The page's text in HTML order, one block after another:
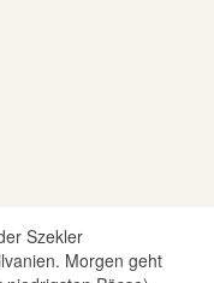
Szekler
Morgen geht